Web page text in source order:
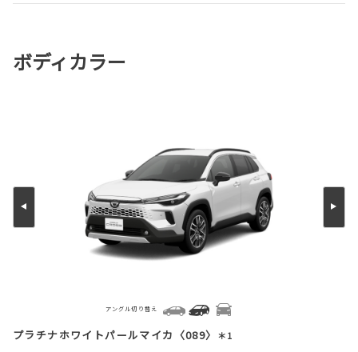
ボディカラー
プラチナホワイトパールマイカ〈089〉 ＊1
アングル切り替え